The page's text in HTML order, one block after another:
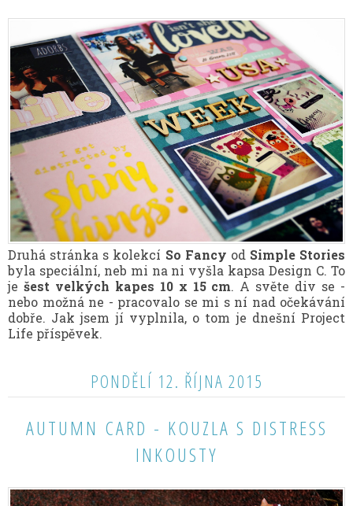
Druhá stránka s kolekcí So Fancy od Simple Stories
byla speciální, neb mi na ni vyšla kapsa Design C. To
je šest velkých kapes 10 x 15 cm. A světe div se -
nebo možná ne - pracovalo se mi s ní nad očekávání
dobře. Jak jsem jí vyplnila, o tom je dnešní Project
Life příspěvek.
PONDĚLÍ 12. ŘÍJNA 2015
AUTUMN CARD - KOUZLA S DISTRESS
INKOUSTY